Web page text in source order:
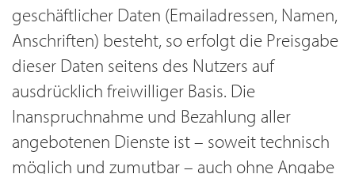
geschäftlicher Daten (Emailadressen, Namen,
Anschriften) besteht, so erfolgt die Preisgabe
dieser Daten seitens des Nutzers auf
ausdrücklich freiwilliger Basis. Die
Inanspruchnahme und Bezahlung aller
angebotenen Dienste ist – soweit technisch
möglich und zumutbar – auch ohne Angabe